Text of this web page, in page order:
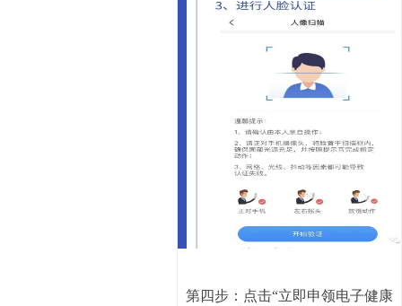
第四步：点击“立即申领电子健康